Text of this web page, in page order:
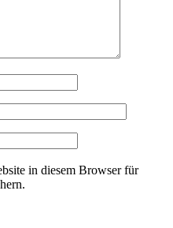
in diesem Browser für